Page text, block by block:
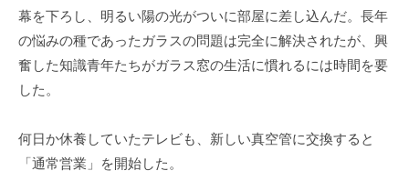
幕を下ろし、明るい陽の光がついに部屋に差し込んだ。長年
の悩みの種であったガラスの問題は完全に解決されたが、興
奮した知識青年たちがガラス窓の生活に慣れるには時間を要
した。
何日か休養していたテレビも、新しい真空管に交換すると
「通常営業」を開始した。